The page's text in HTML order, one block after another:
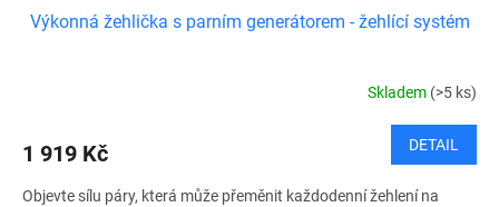
Výkonná žehlička s parním generátorem - žehlící systém
Skladem (>5 ks)
1 919 Kč DETAIL
Objevte sílu páry, která může přeměnit každodenní žehlení na